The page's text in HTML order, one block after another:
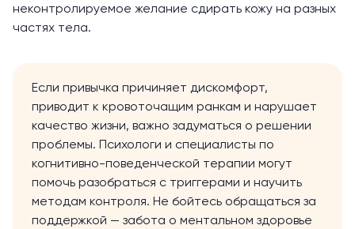
неконтролируемое желание сдирать кожу на разных
частях тела.
Если привычка причиняет дискомфорт,
приводит к кровоточащим ранкам и нарушает
качество жизни, важно задуматься о решении
проблемы. Психологи и специалисты по
когнитивно-поведенческой терапии могут
помочь разобраться с триггерами и научить
методам контроля. Не бойтесь обращаться за
поддержкой — забота о ментальном здоровье